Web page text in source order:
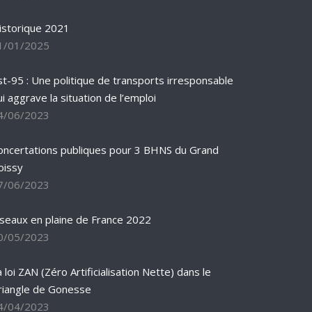
2021
01/2025
95 : Une politique de transports irresponsable
aggrave la situation de l’emploi
06/2023
publiques pour 3 BHNS du Grand
06/2023
en plaine de France 2022
05/2023
loi ZAN (Zéro Artificialisation Nette) dans le
de Gonesse
04/2023